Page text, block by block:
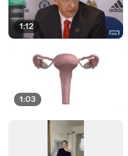
1:12
1:03